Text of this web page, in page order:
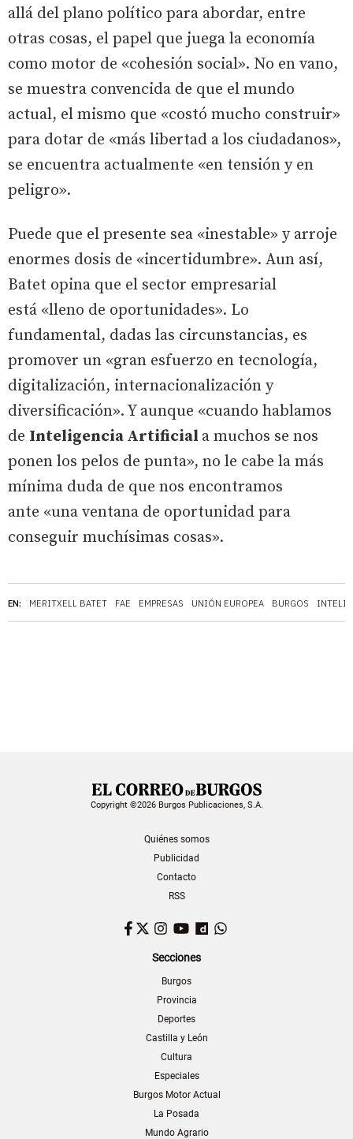
EN: MERITXELL BATET FAE EMPRESAS UNIÓN EUROPEA BURGOS
allá del plano político para abordar, entre
otras cosas, el papel que juega la economía
como motor de «cohesión social». No en vano,
se muestra convencida de que el mundo
actual, el mismo que «costó mucho construir»
para dotar de «más libertad a los ciudadanos»,
se encuentra actualmente «en tensión y en
peligro».
Puede que el presente sea «inestable» y arroje
enormes dosis de «incertidumbre». Aun así,
Batet opina que el sector empresarial
está «lleno de oportunidades». Lo
fundamental, dadas las circunstancias, es
promover un «gran esfuerzo en tecnología,
digitalización, internacionalización y
diversificación». Y aunque «cuando hablamos
de Inteligencia Artificial a muchos se nos
ponen los pelos de punta», no le cabe la más
mínima duda de que nos encontramos
ante «una ventana de oportunidad para
conseguir muchísimas cosas».
Copyright ©2026 Burgos Publicaciones, S.A.
Quiénes somos
Publicidad
Contacto
RSS
Facebook
TwitterInstagram
YouTubeDailymotion
Secciones
Burgos
Provincia
Deportes
Castilla y León
Cultura
Especiales
Burgos Motor Actual
La Posada
Mundo Agrario